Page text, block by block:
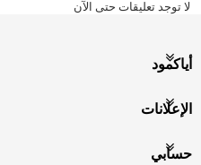
لا توجد تعليقات حتى الآن
أياكمود
الإعلانات
حسابي